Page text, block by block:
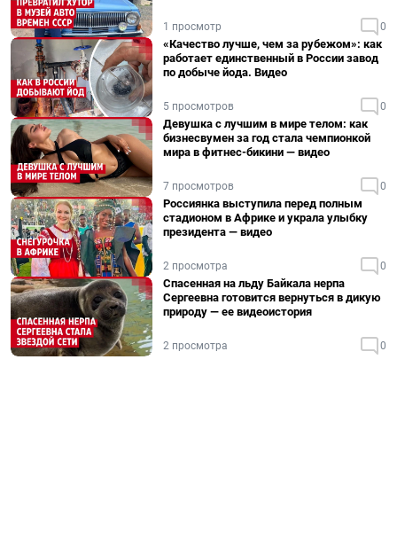
1 просмотр 0
«Качество лучше, чем за рубежом»: как
работает единственный в России завод
по добыче йода. Видео
5 просмотров 0
Девушка с лучшим в мире телом: как
бизнесвумен за год стала чемпионкой
мира в фитнес-бикини — видео
7 просмотров 0
Россиянка выступила перед полным
стадионом в Африке и украла улыбку
президента — видео
2 просмотра 0
Спасенная на льду Байкала нерпа
Сергеевна готовится вернуться в дикую
природу — ее видеоистория
2 просмотра 0